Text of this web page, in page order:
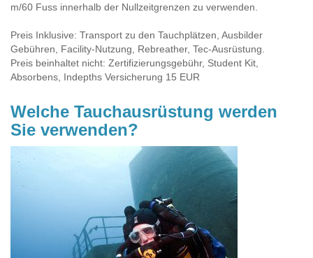
m/60 Fuss innerhalb der Nullzeitgrenzen zu verwenden.
Preis Inklusive: Transport zu den Tauchplätzen, Ausbilder
Gebühren, Facility-Nutzung, Rebreather, Tec-Ausrüstung.
Preis beinhaltet nicht: Zertifizierungsgebühr, Student Kit,
Absorbens, Indepths Versicherung 15 EUR
Welche Tauchausrüstung werden
Sie verwenden?